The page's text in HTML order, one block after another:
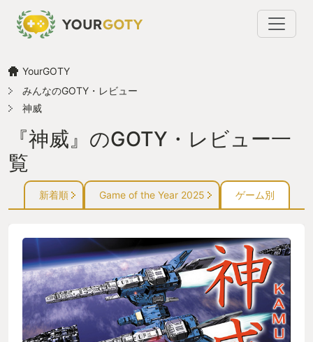
YourGOTY
みんなのGOTY・レビュー
神威
『神威』のGOTY・レビュー一
覧
新着順 Game of the Year 2025 ゲーム別